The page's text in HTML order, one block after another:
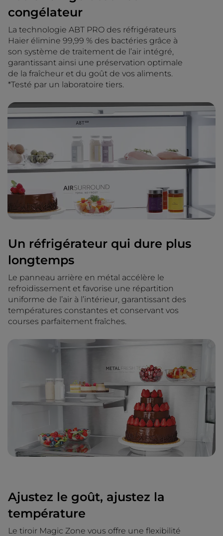
congélateur
La technologie ABT PRO des réfrigérateurs
Haier élimine 99,99 % des bactéries grâce à
son système de traitement de l’air intégré,
garantissant ainsi une préservation optimale
de la fraîcheur et du goût de vos aliments.
*Testé par un laboratoire tiers.
Un réfrigérateur qui dure plus
longtemps
Le panneau arrière en métal accélère le
refroidissement et favorise une répartition
uniforme de l’air à l’intérieur, garantissant des
températures constantes et conservant vos
courses parfaitement fraîches.
Ajustez le goût, ajustez la
température
Le tiroir Magic Zone vous offre une flexibilité